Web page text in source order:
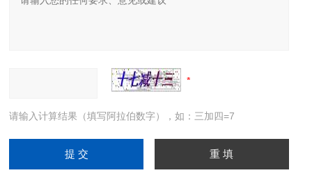
请输入计算结果（填写阿拉伯数字），如：三加四=7